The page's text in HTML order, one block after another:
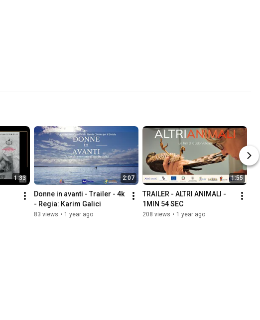
1:33 2:07
Donne in avanti - Trailer - 4k
- Regia: Karim Galici
83 views • 1 year ago
1:55
TRAILER - ALTRI ANIMALI -
1MIN 54 SEC
208 views • 1 year ago